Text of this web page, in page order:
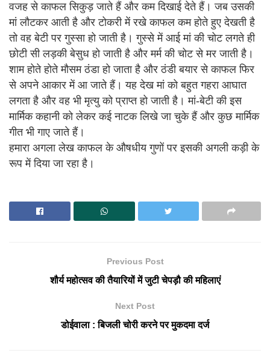
वजह से काफल सिकुड़ जाते हैं और कम दिखाई देते हैं। जब उसकी
मां लौटकर आती है और टोकरी में रखे काफल कम होते हुए देखती है
तो वह बेटी पर गुस्सा हो जाती है। गुस्से में आई मां की चोट लगते ही
छोटी सी लड़की बेसुध हो जाती है और मर्म की चोट से मर जाती है।
शाम होते होते मौसम ठंडा हो जाता है और ठंडी बयार से काफल फिर
से अपने आकार में आ जाते हैं। यह देख मां को बहुत गहरा आघात
लगता है और वह भी मृत्यु को प्राप्त हो जाती है। मां-बेटी की इस
मार्मिक कहानी को लेकर कई नाटक लिखे जा चुके हैं और कुछ मार्मिक
गीत भी गाए जाते हैं।
हमारा अगला लेख काफल के औषधीय गुणों पर इसकी अगली कड़ी के
रूप में दिया जा रहा है।
Previous Post
शौर्य महोत्सव की तैयारियों में जुटी चेपड़ौ की महिलाएं
Next Post
डोईवाला : बिजली चोरी करने पर मुकदमा दर्ज